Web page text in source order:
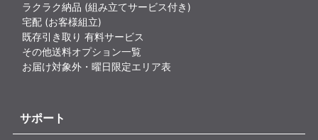
ラクラク納品 (組み立てサービス付き)
宅配 (お客様組立)
既存引き取り 有料サービス
その他送料オプション一覧
お届け対象外・曜日限定エリア表
サポート